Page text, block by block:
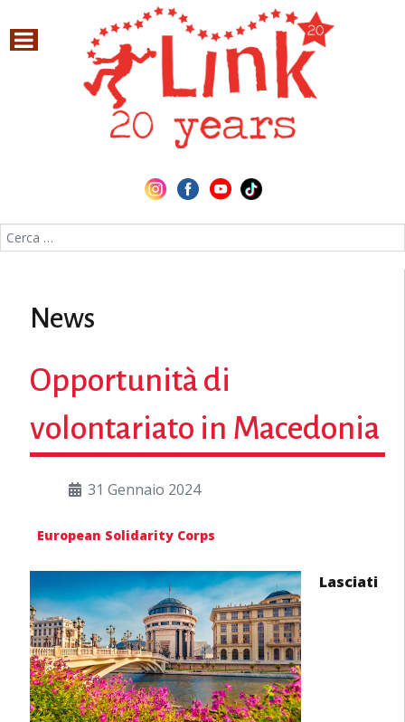
Cerca nel sito
News
Opportunità di
volontariato in Macedonia
31 Gennaio 2024
European Solidarity Corps
Lasciati